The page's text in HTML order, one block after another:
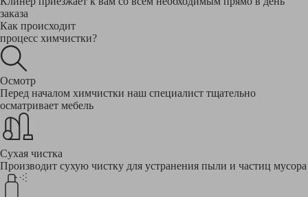
заказа
Как происходит
процесс химчистки?
Осмотр
Перед началом химчистки наш специалист тщательно
осматривает мебель
Сухая чистка
Производит сухую чистку для устранения пыли и частиц мусора